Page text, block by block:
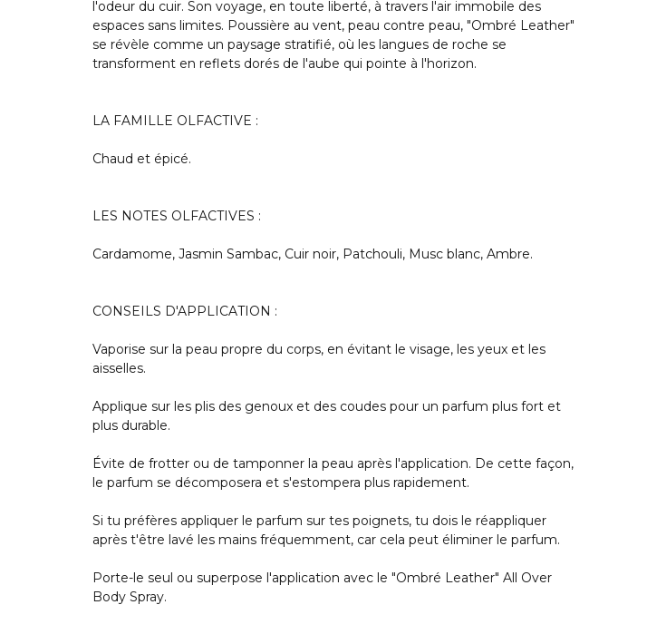
l'odeur du cuir. Son voyage, en toute liberté, à travers l'air immobile des
espaces sans limites. Poussière au vent, peau contre peau, "Ombré Leather"
se révèle comme un paysage stratifié, où les langues de roche se
transforment en reflets dorés de l'aube qui pointe à l'horizon.
LA FAMILLE OLFACTIVE :
Chaud et épicé.
LES NOTES OLFACTIVES :
Cardamome, Jasmin Sambac, Cuir noir, Patchouli, Musc blanc, Ambre.
CONSEILS D'APPLICATION :
Vaporise sur la peau propre du corps, en évitant le visage, les yeux et les
aisselles.
Applique sur les plis des genoux et des coudes pour un parfum plus fort et
plus durable.
Évite de frotter ou de tamponner la peau après l'application. De cette façon,
le parfum se décomposera et s'estompera plus rapidement.
Si tu préfères appliquer le parfum sur tes poignets, tu dois le réappliquer
après t'être lavé les mains fréquemment, car cela peut éliminer le parfum.
Porte-le seul ou superpose l'application avec le "Ombré Leather" All Over
Body Spray.